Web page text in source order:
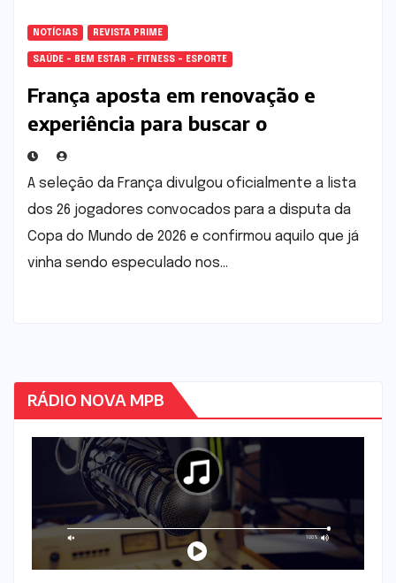
NOTÍCIAS REVISTA PRIME
SAÚDE - BEM ESTAR - FITNESS - ESPORTE
França aposta em renovação e
experiência para buscar o
tricampeonato mundial
A seleção da França divulgou oficialmente a lista
dos 26 jogadores convocados para a disputa da
Copa do Mundo de 2026 e confirmou aquilo que já
vinha sendo especulado nos…
RÁDIO NOVA MPB